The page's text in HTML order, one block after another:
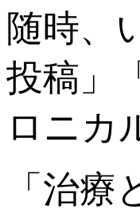
随時、
投稿」
ロニカ
「治